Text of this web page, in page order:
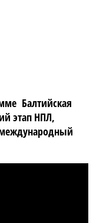
Балтийская
этап НПЛ,